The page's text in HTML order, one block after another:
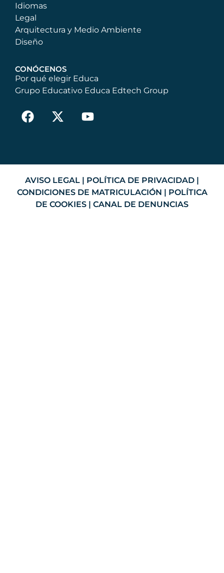
Idiomas
Legal
Arquitectura y Medio Ambiente
Diseño
CONÓCENOS
Por qué elegir Educa
Grupo Educativo Educa Edtech Group
AVISO LEGAL | POLÍTICA DE PRIVACIDAD |
CONDICIONES DE MATRICULACIÓN | POLÍTICA
DE COOKIES | CANAL DE DENUNCIAS